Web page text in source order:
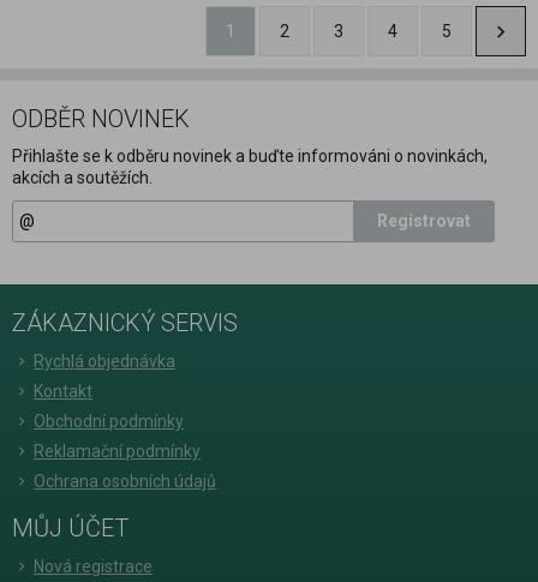
1 2 3 4 5
ODBĚR NOVINEK
Přihlašte se k odběru novinek a buďte informováni o novinkách,
akcích a soutěžích.
Registrovat
ZÁKAZNICKÝ SERVIS
Rychlá objednávka
Kontakt
Obchodní podmínky
Reklamační podmínky
Ochrana osobních údajů
MŮJ ÚČET
Nová registrace